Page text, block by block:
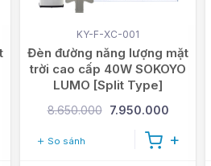
KY-F-XC-001
Đèn đường năng lượng mặt
trời cao cấp 40W SOKOYO
LUMO [Split Type]
8.650.000 7.950.000
So sánh